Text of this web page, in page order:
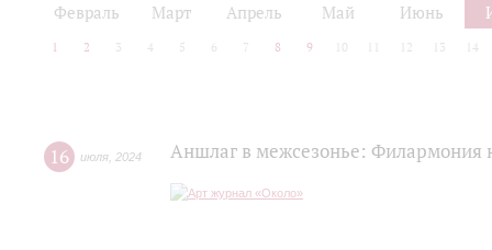
Февраль Март Апрель Май Июнь
1 2 3 4 5 6 7 8 9 10 12 13 14
16 июля 2024 Аншлаг в межсезонье: Филармония